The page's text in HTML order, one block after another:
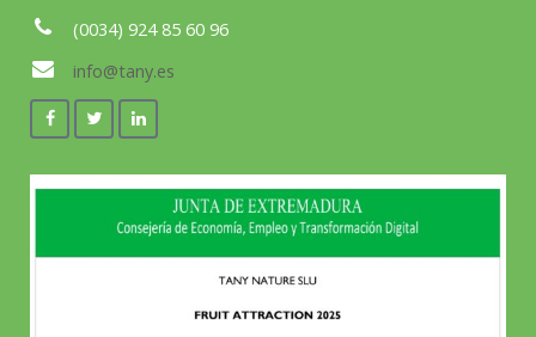
(0034) 924 85 60 96
info@tany.es